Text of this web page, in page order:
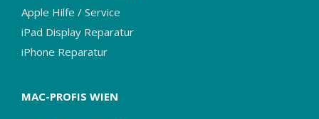
Apple Hilfe / Service
iPad Display Reparatur
iPhone Reparatur
MAC-PROFIS WIEN